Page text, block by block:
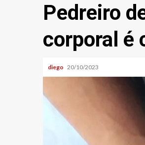
Pedreiro
corporal é
diego 20/10/2023